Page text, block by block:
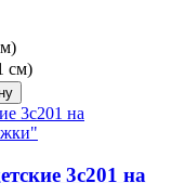
см)
3с201 на